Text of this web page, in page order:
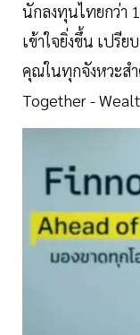
นักลงทุนไทยกว่า
เข้าใจยิ่งขึ้น เปรี
คุณในทุกจังหวะส
Together -